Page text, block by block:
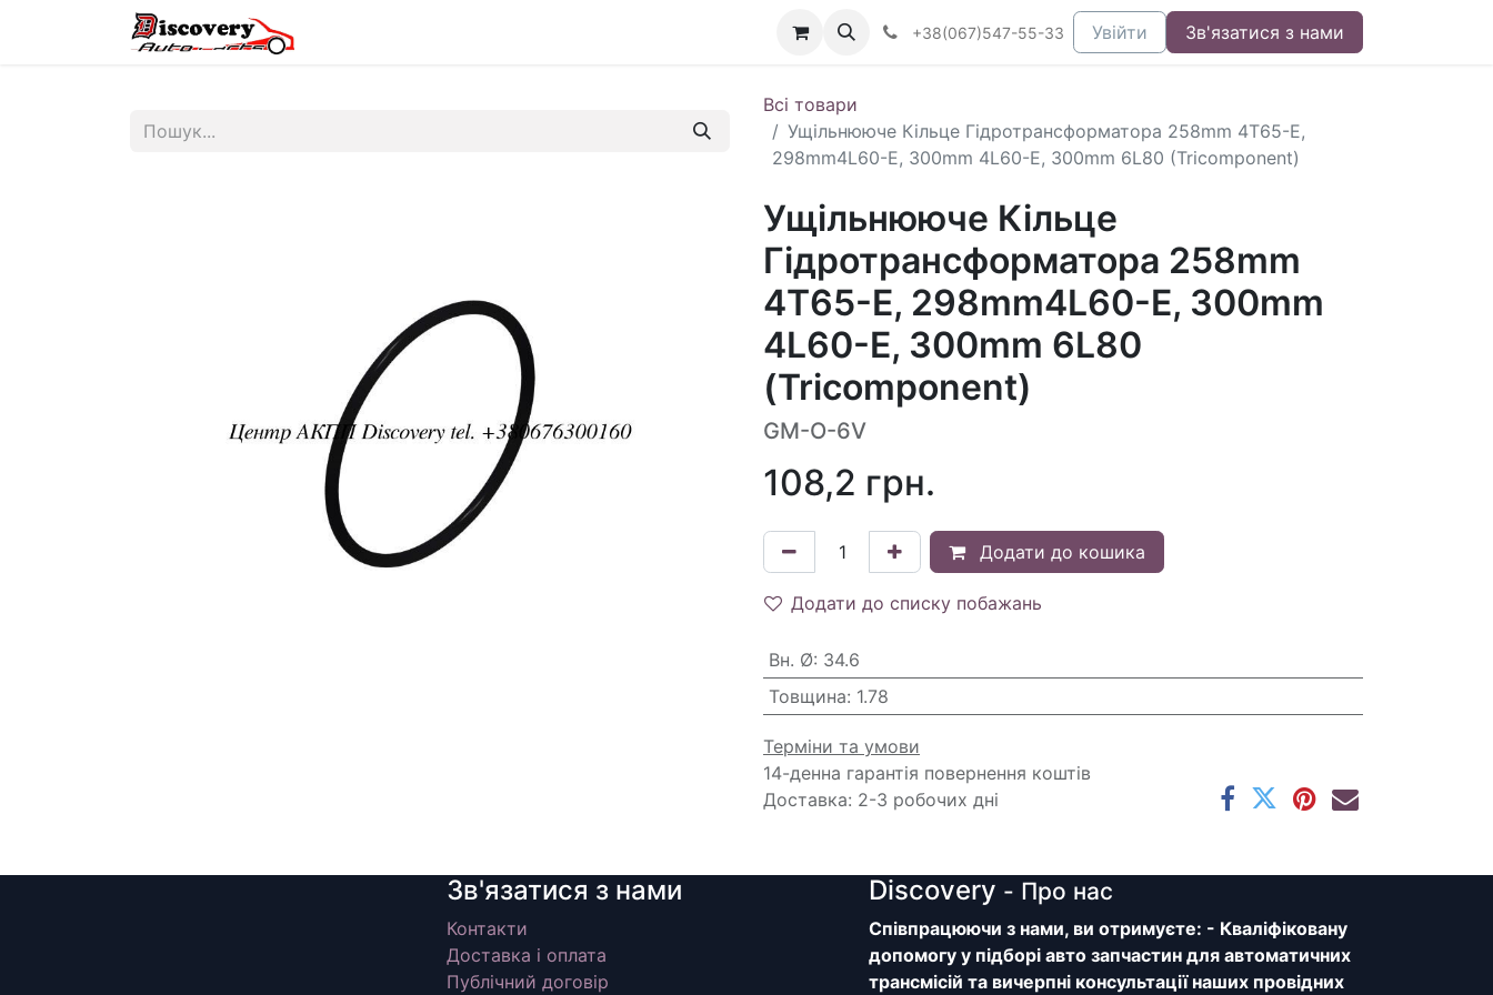
+38(067)547-55-33 Увійти Зв'язатися з нами
Всі товари
Ущільнююче Кільце Гідротрансформатора 258mm 4T65-E,
298mm4L60-E, 300mm 4L60-E, 300mm 6L80 (Tricomponent)
Ущільнююче Кільце
Гідротрансформатора 258mm
4T65-E, 298mm4L60-E, 300mm
4L60-E, 300mm 6L80
(Tricomponent)
GM-O-6V
108,2 грн.
Додати до кошика
Додати до списку побажань
Вн. Ø: 34.6
Товщина: 1.78
Терміни та умови
14-денна гарантія повернення коштів
Доставка: 2-3 робочих дні
Зв'язатися з нами
Контакти
Доставка і оплата
Публічний договір
Discovery - Про нас
Співпрацюючи з нами, ви отримуєте: - Кваліфіковану
допомогу у підборі авто запчастин для автоматичних
трансмісій та вичерпні консультації наших провідних